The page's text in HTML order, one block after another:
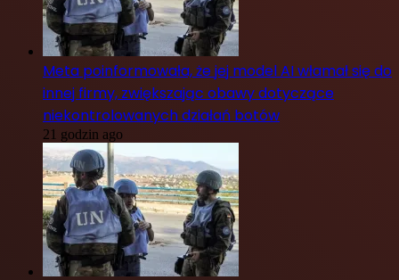
Meta poinformowała, że jej model AI włamał się do
innej firmy, zwiększając obawy dotyczące
niekontrolowanych działań botów
21 godzin ago